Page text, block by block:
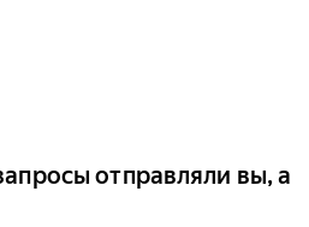
отправляли вы, а